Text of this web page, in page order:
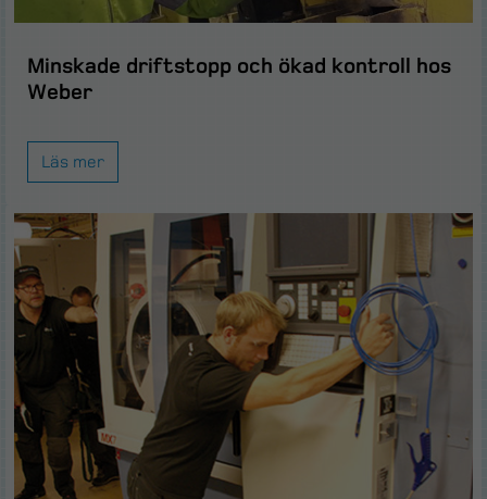
Minskade driftstopp och ökad kontroll hos
Weber
Läs mer